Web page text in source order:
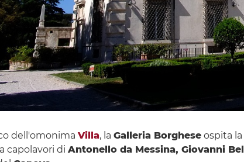
dell'omonima Villa, la Galleria Borgheseospita la
capolavori di Antonello da Messina, Giovanni